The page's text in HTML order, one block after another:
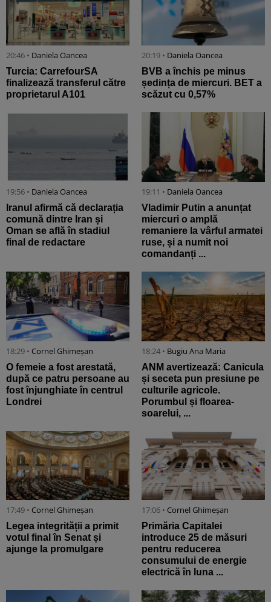
20:46 • Daniela Oancea
Turcia: CarrefourSA
finalizează transferul către
proprietarul A101
20:19 • Daniela Oancea
BVB a închis pe minus
ședința de miercuri. BET a
scăzut cu 0,57%
19:56 • Daniela Oancea
Iranul afirmă că declarația
comună dintre Iran și
Oman se află în stadiul
final de redactare
19:11 • Daniela Oancea
Vladimir Putin a anunțat
miercuri o amplă
remaniere la vârful armatei
ruse, și a numit noi
comandanți ...
18:29 • Cornel Ghimeșan
O femeie a fost arestată,
după ce patru persoane au
fost înjunghiate în centrul
Londrei
18:24 • Bugiu ⁠Ana Maria
ANM avertizează: Canicula
și seceta pun presiune pe
culturile agricole.
Porumbul și floarea-
soarelui, ...
17:49 • Cornel Ghimeșan
Legea integrității a primit
votul final în Senat și
ajunge la promulgare
17:06 • Cornel Ghimeșan
Primăria Capitalei
introduce 25 de măsuri
pentru reducerea
consumului de energie
electrică în luna ...